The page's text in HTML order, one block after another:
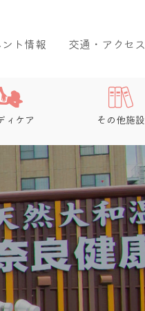
ト情報 交通・アクセス
ィケア その他施設